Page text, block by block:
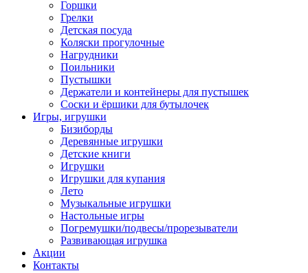
Горшки
Грелки
Детская посуда
Коляски прогулочные
Нагрудники
Поильники
Пустышки
Держатели и контейнеры для пустышек
Соски и ёршики для бутылочек
Игры, игрушки
Бизиборды
Деревянные игрушки
Детские книги
Игрушки
Игрушки для купания
Лето
Музыкальные игрушки
Настольные игры
Погремушки/подвесы/прорезыватели
Развивающая игрушка
Акции
Контакты